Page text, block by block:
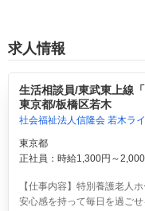
求人情報
生活相談員/東武東上線
東京都/板橋区若木
社会福祉法人信隆会 若木ラ
東京都
正社員：時給1,300円～
【仕事内容】特別養護老人
安心感を持って毎日を過ご